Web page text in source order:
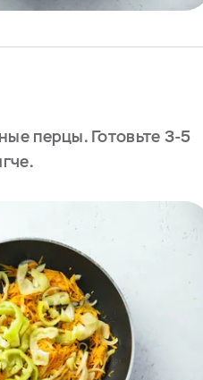
перцы. Готовьте 3-5